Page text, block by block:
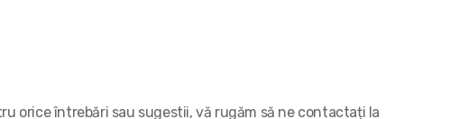
orice întrebări sau sugestii, vă rugăm să ne contactați la